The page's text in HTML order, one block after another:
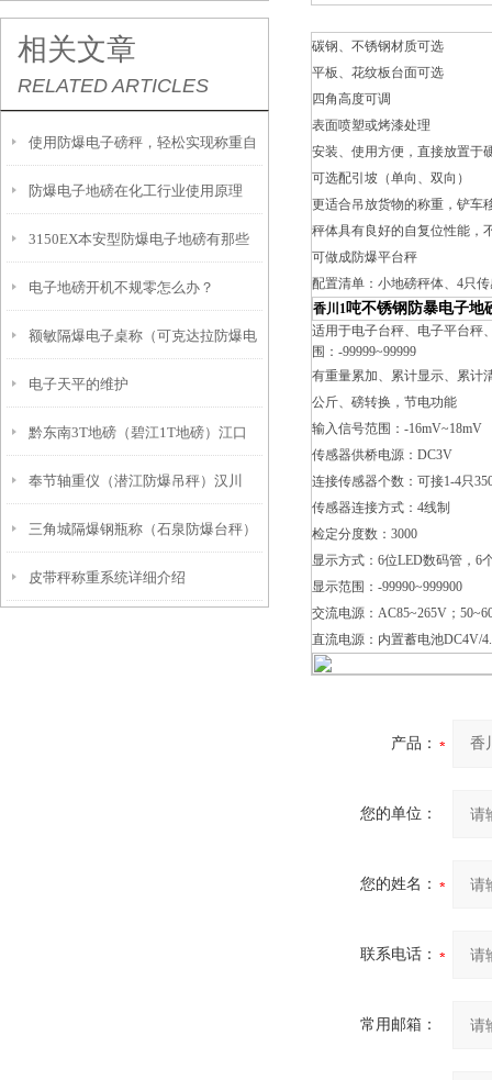
相关文章
RELATED ARTICLES
使用防爆电子磅秤，轻松实现称重自
由！
防爆电子地磅在化工行业使用原理
3150EX本安型防爆电子地磅有那些
功能特点
电子地磅开机不规零怎么办？
额敏隔爆电子桌称（可克达拉防爆电
子天平）托里地磅维修
电子天平的维护
黔东南3T地磅（碧江1T地磅）江口
15T地磅）石阡1T地磅维修
奉节轴重仪（潜江防爆吊秤）汉川
20T地磅维修
三角城隔爆钢瓶称（石泉防爆台秤）
平罗防爆叉车称）青铜峡隔爆称维修
皮带秤称重系统详细介绍
碳钢、不锈钢材质可选
平板、花纹板台面可选
四角高度可调
表面喷塑或烤漆处理
安装、使用方便，直接放置
可选配引坡（单向、双向）
更适合吊放货物的称重，铲车
秤体具有良好的自复位性能，
可做成防爆平台秤
配置清单：小地磅秤体、4只
香川1吨不锈钢防暴电子地
适用于电子台秤、电子平台秤
围：-99999~99999
有重量累加、累计显示、累计
公斤、磅转换，节电功能
输入信号范围：-16mV~18mV
传感器供桥电源：DC3V
连接传感器个数：可接1-4只
传感器连接方式：4线制
检定分度数：3000
显示方式：6位LED数码管，6
显示范围：-99990~999900
交流电源：AC85~265V；
直流电源：内置蓄电池DC4V/
产品：
您的单位：
您的姓名：
联系电话：
常用邮箱：